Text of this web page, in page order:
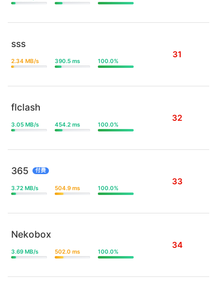
sss
2.34 MB/s 390.5 ms 100.0%
31
flclash
3.05 MB/s 454.2 ms 100.0%
32
365 付费
3.72 MB/s 504.9 ms 100.0%
33
Nekobox
3.69 MB/s 502.0 ms 100.0%
34